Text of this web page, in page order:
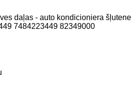
daļas - auto kondicioniera šļutene
7484223449 82349000